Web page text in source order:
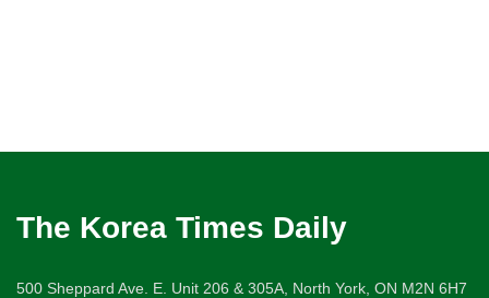
The Korea Times Daily
500 Sheppard Ave. E. Unit 206 & 305A, North York, ON M2N 6H7